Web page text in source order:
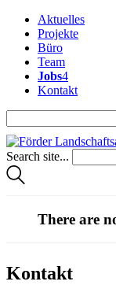
Aktuelles
Projekte
Büro
Team
Jobs4
Kontakt
Search site...
There are
Kontakt